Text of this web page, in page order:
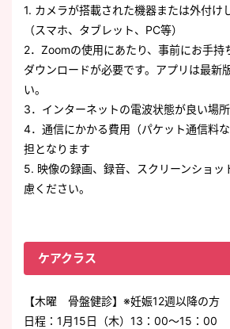
1. カメラが搭載された機器または外付け
（スマホ、タブレット、PC等）
2．Zoomの使用にあたり、事前にお手持
ダウンロードが必要です。アプリは最新
い。
3．インターネットの電波状態が良い場
4．通信にかかる費用（パケット通信料
担となります
5. 映像の録画、録音、スクリーンショッ
慮ください。
ケアクラス
【木曜 骨盤健診】※妊娠12週以降の方
日程：1月15日（木）13：00～15：00